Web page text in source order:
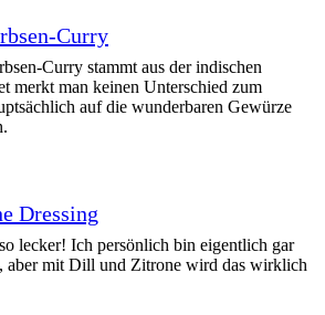
Curry
Curry stammt aus der indischen
merkt man keinen Unterschied zum
auf die wunderbaren Gewürze
Dressing
lecker! Ich persönlich bin eigentlich gar
aber mit Dill und Zitrone wird das wirklich